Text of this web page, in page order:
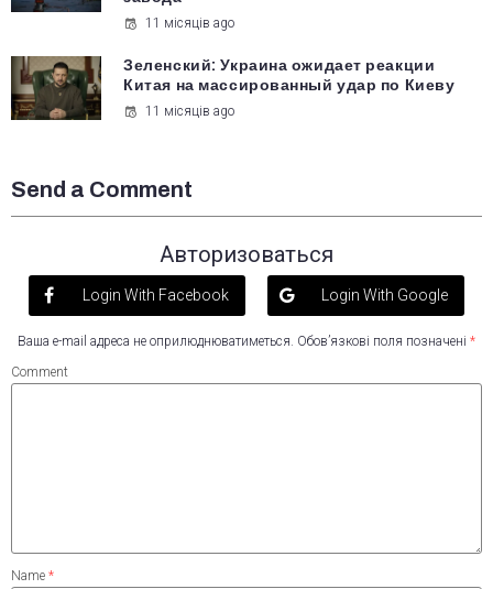
11 місяців ago
Зеленский: Украина ожидает реакции
Китая на массированный удар по Киеву
11 місяців ago
Send a Comment
Авторизоваться
Login With Facebook Login With Google
Ваша e-mail адреса не оприлюднюватиметься. Обов’язкові поля позначені *
Comment
Name *